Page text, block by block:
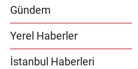
Gündem
Yerel Haberler
İstanbul Haberleri